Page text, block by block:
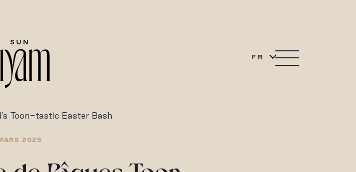
FR
Toon-tastic Easter Bash
2025